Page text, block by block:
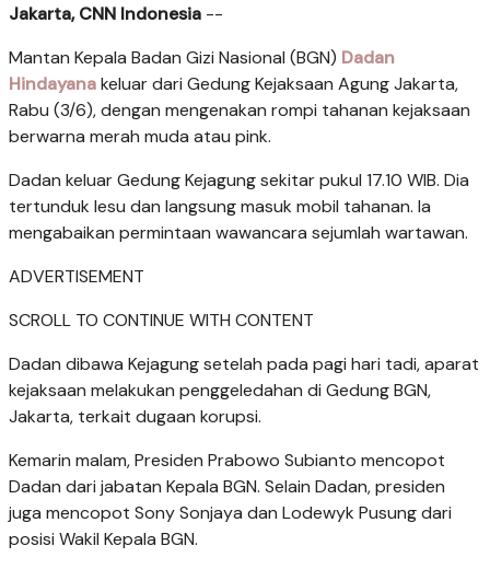
Jakarta, CNN Indonesia --
Mantan Kepala Badan Gizi Nasional (BGN) Dadan
Hindayanakeluar dari Gedung Kejaksaan Agung Jakarta,
Rabu (3/6), dengan mengenakan rompi tahanan kejaksaan
berwarna merah muda atau pink.
Dadan keluar Gedung Kejagung sekitar pukul 17.10 WIB. Dia
tertunduk lesu dan langsung masuk mobil tahanan. Ia
mengabaikan permintaan wawancara sejumlah wartawan.
ADVERTISEMENT
SCROLL TO CONTINUE WITH CONTENT
Dadan dibawa Kejagung setelah pada pagi hari tadi, aparat
kejaksaan melakukan penggeledahan di Gedung BGN,
Jakarta, terkait dugaan korupsi.
Kemarin malam, Presiden Prabowo Subianto mencopot
Dadan dari jabatan Kepala BGN. Selain Dadan, presiden
juga mencopot Sony Sonjaya dan Lodewyk Pusung dari
posisi Wakil Kepala BGN.